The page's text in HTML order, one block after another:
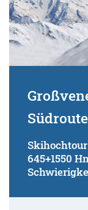
Südroute
645+1550